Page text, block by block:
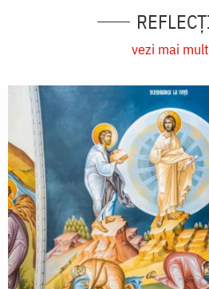
vezi mai